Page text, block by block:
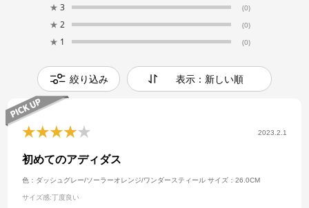
★ 3 (0)
★ 2 (0)
★ 1 (0)
絞り込み 表示：新しい順
2023.2.1
初めてのアディダス
色：ダッシュグレー/ソーラーオレンジ/ワンダースティール サイズ：26.0CM
サイズ感:丁度良い